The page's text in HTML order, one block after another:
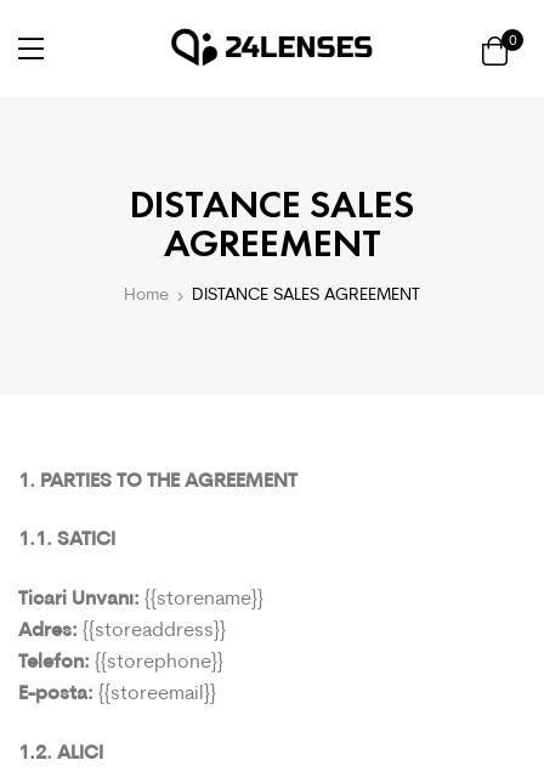
0
DISTANCE SALES
AGREEMENT
Home DISTANCE SALES AGREEMENT
1. PARTIES TO THE AGREEMENT
1.1. SATICI
Ticari Unvanı: {{storename}}
Adres: {{storeaddress}}
Telefon: {{storephone}}
E-posta: {{storeemail}}
1.2. ALICI